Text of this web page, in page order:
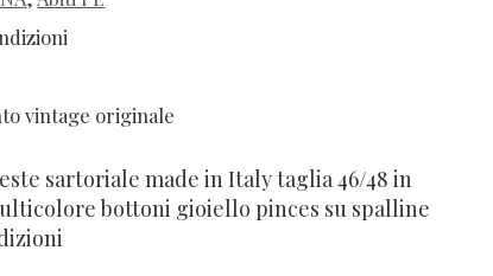
vintage originale
sartoriale made in Italy taglia 46/48 in
bottoni gioiello pinces su spalline